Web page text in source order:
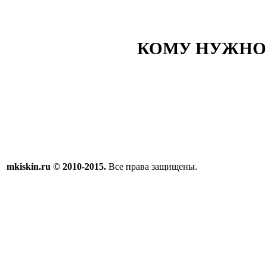
КОМУ НУЖНО
mkiskin.ru © 2010-2015. Все права защищены.